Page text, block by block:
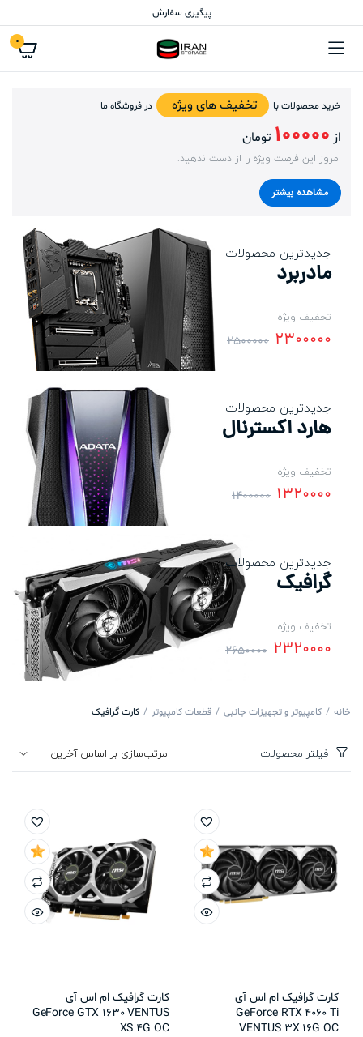
پیگیری سفارش
0
خرید محصولات با تخفیف های ویژه در فروشگاه ما
از 100000 تومان
امروز این فرصت ویژه را از دست ندهید.
مشاهده بیشتر
جدیدترین محصولات
مادربرد
تخفیف ویژه
2500000 2300000
جدیدترین محصولات
هارد اکسترنال
تخفیف ویژه
1400000 1320000
جدیدترین محصولات
گرافیک
تخفیف ویژه
2650000 2320000
خانه کامپیوتر و تجهیزات جانبی قطعات کامپیوتر کارت گرافیک
فیلتر محصولات
کارت گرافیک ام اس آی
GeForce RTX 4060 Ti
VENTUS 3X 16G OC
کارت گرافیک ام اس آی
GeForce GTX 1630 VENTUS
XS 4G OC